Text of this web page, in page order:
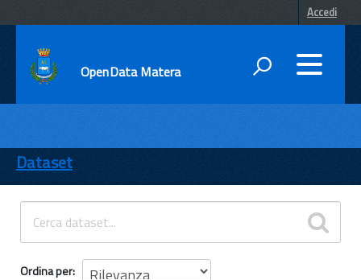
Accedi
OpenData Matera
ENTI
TEMI
INFORMAZIONI
Dataset
Ordina per